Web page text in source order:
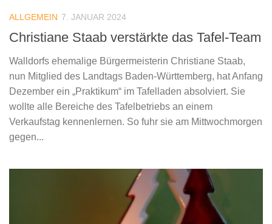
ALLGEMEIN 7. JANUAR 2024
Christiane Staab verstärkte das Tafel-Team
Walldorfs ehemalige Bürgermeisterin Christiane Staab,
nun Mitglied des Landtags Baden-Württemberg, hat Anfang
Dezember ein „Praktikum“ im Tafelladen absolviert. Sie
wollte alle Bereiche des Tafelbetriebs an einem
Verkaufstag kennenlernen. So fuhr sie am Mittwochmorgen
gegen...